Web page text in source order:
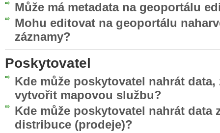
Může má metadata na geoportálu
Mohu editovat na geoportálu
záznamy?
Poskytovatel
Kde může poskytovatel nahrát data,
vytvořit mapovou službu?
Kde může poskytovatel nahrát data
distribuce (prodeje)?